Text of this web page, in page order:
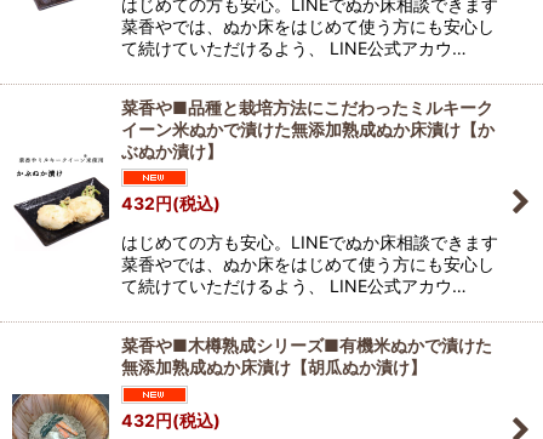
菜香やでは、ぬか床をはじめて使う方にも安心し
て続けていただけるよう、 LINE公式アカウ…
菜香や■品種と栽培方法にこだわったミルキーク
イーン米ぬかで漬けた無添加熟成ぬか床漬け【か
ぶぬか漬け】
432円(税込)
はじめての方も安心。LINEでぬか床相談できます
菜香やでは、ぬか床をはじめて使う方にも安心し
て続けていただけるよう、 LINE公式アカウ…
菜香や■木樽熟成シリーズ■有機米ぬかで漬けた
無添加熟成ぬか床漬け【胡瓜ぬか漬け】
432円(税込)